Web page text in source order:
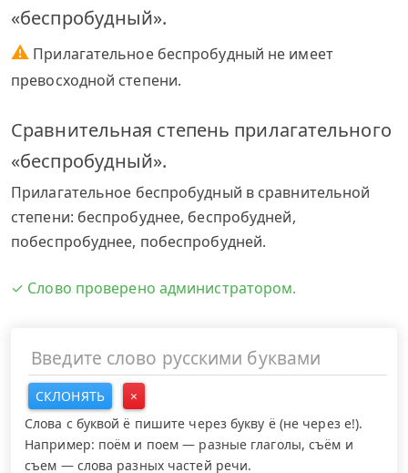
«беспробудный».
⚠ Прилагательное беспробудный не имеет
превосходной степени.
Сравнительная степень прилагательного
«беспробудный».
Прилагательное беспробудный в сравнительной
степени: беспробуднее, беспробудней,
побеспробуднее, побеспробудней.
✓ Слово проверено администратором.
СКЛОНЯТЬ
×
Слова с буквой ё пишите через букву ё (не через е!).
Например: поём и поем — разные глаголы, съём и
съем — слова разных частей речи.